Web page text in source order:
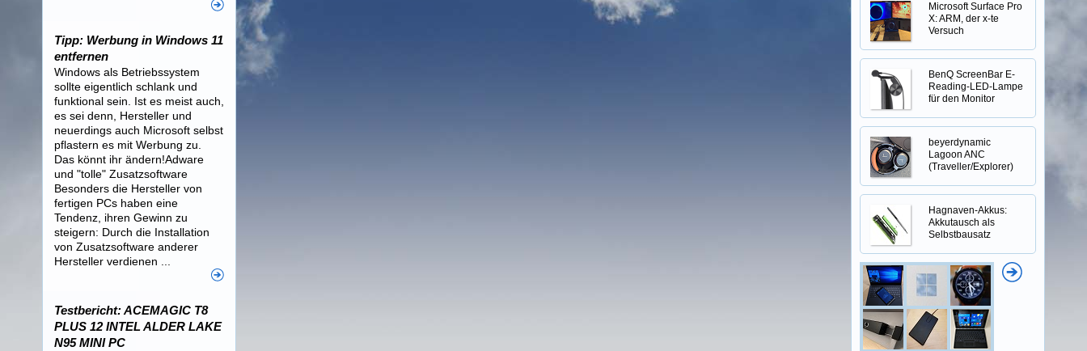
Tipp: Werbung in Windows 11
entfernen
Windows als Betriebssystem
sollte eigentlich schlank und
funktional sein. Ist es meist auch,
es sei denn, Hersteller und
neuerdings auch Microsoft selbst
pflastern es mit Werbung zu.
Das könnt ihr ändern!Adware
und "tolle" Zusatzsoftware
Besonders die Hersteller von
fertigen PCs haben eine
Tendenz, ihren Gewinn zu
steigern: Durch die Installation
von Zusatzsoftware anderer
Hersteller verdienen ...
Testbericht: ACEMAGIC T8
PLUS 12 INTEL ALDER LAKE
N95 MINI PC
Microsoft Surface Pro
X: ARM, der x-te
Versuch
BenQ ScreenBar E-
Reading-LED-Lampe
für den Monitor
beyerdynamic
Lagoon ANC
(Traveller/Explorer)
Hagnaven-Akkus:
Akkutausch als
Selbstbausatz